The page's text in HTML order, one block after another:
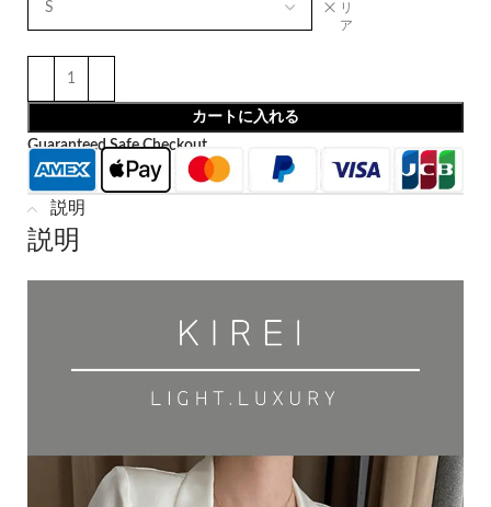
リ
ア
カートに入れる
Guaranteed Safe Checkout
説明
説明